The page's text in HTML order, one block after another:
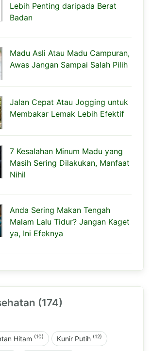
Lebih Penting daripada Berat
Badan
Madu Asli Atau Madu Campuran,
Awas Jangan Sampai Salah Pilih
Jalan Cepat Atau Jogging untuk
Membakar Lemak Lebih Efektif
7 Kesalahan Minum Madu yang
Masih Sering Dilakukan, Manfaat
Nihil
Anda Sering Makan Tengah
Malam Lalu Tidur? Jangan Kaget
ya, Ini Efeknya
(174)
Hitam (10) Kunir Putih (12)